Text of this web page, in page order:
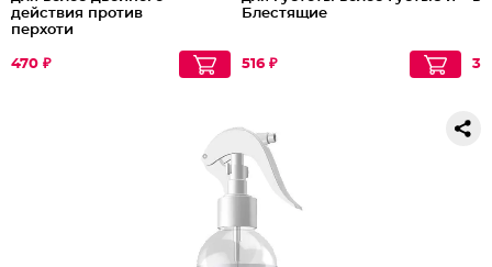
действия против
перхоти
470 ₽
Блестящие
516 ₽